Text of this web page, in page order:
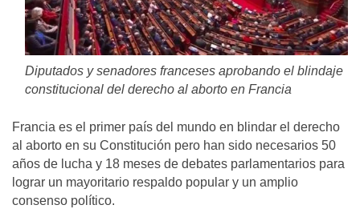
Diputados y senadores franceses aprobando el blindaje
constitucional del derecho al aborto en Francia
Francia es el primer país del mundo en blindar el derecho
al aborto en su Constitución pero han sido necesarios 50
años de lucha y 18 meses de debates parlamentarios para
lograr un mayoritario respaldo popular y un amplio
consenso político.